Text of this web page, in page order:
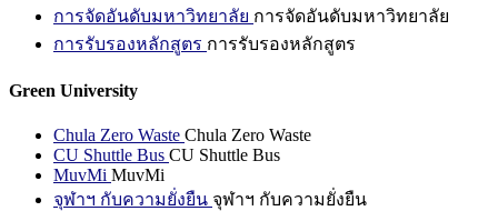
การจัดอันดับมหาวิทยาลัย การจัดอันดับมหาวิทยาลัย
การรับรองหลักสูตร การรับรองหลักสูตร
Green University
Chula Zero Waste Chula Zero Waste
CU Shuttle Bus CU Shuttle Bus
MuvMi MuvMi
จุฬาฯ กับความยั่งยืน จุฬาฯ กับความยั่งยืน